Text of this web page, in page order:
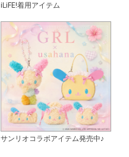
iLiFE!着用アイテム
サンリオコラボアイテム発売中♪